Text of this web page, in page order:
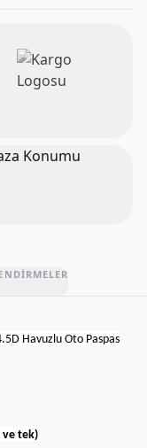
Havuzlu Oto Paspas
ve tek)